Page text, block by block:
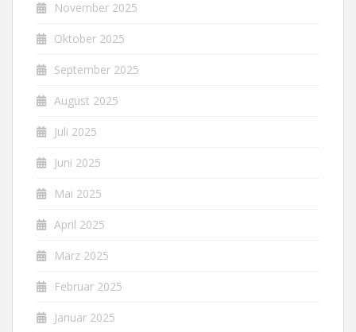
November 2025
Oktober 2025
September 2025
August 2025
Juli 2025
Juni 2025
Mai 2025
April 2025
März 2025
Februar 2025
Januar 2025